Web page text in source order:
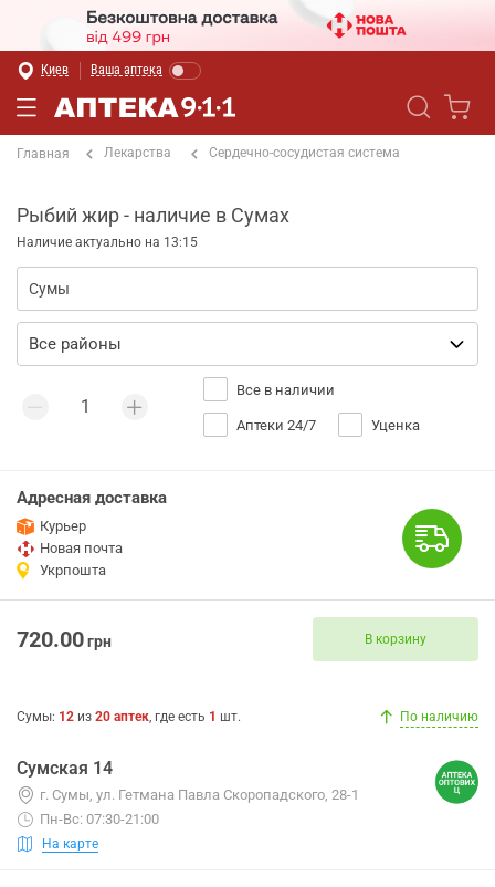
Киев Ваша аптека
Главная Лекарства Сердечно-сосудистая система
Рыбий жир - наличие в Сумах
Наличие актуально на 13:15
Все в наличии
Аптеки 24/7 Уценка
Адресная доставка
Курьер
Новая почта
Укрпошта
720.00грн В корзину
Сумы: 12 из 20 аптек, где есть 1 шт. По наличию
Сумская 14
г. Сумы, ул. Гетмана Павла Скоропадского, 28-1
Пн-Вс: 07:30-21:00
На карте